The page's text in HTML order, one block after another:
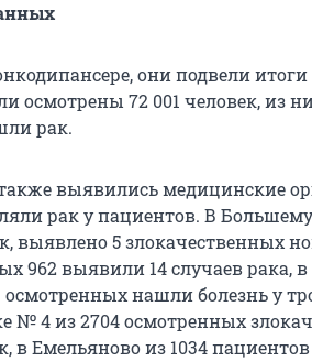
они подвели
осмотрены 72 001 человек, из
рак.
выявились медицинские
рак у пациентов. В
выявлено 5 злокачественных
962 выявили 14 случаев рака,
нашли болезнь у
№ 4 из 2704 осмотренных
в Емельяново из 1034